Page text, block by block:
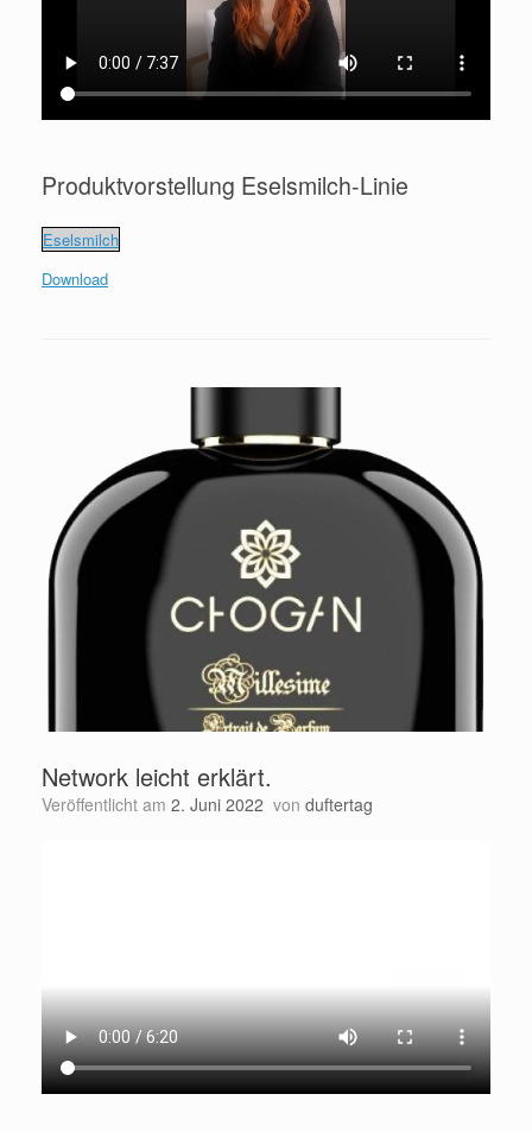
Produktvorstellung Eselsmilch-Linie
Eselsmilch
Download
Network leicht erklärt.
Veröffentlicht am 2. Juni 2022 von duftertag